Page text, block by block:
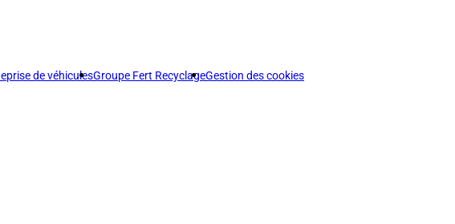
de véhiculesGroupe Fert RecyclageGestion des cookies